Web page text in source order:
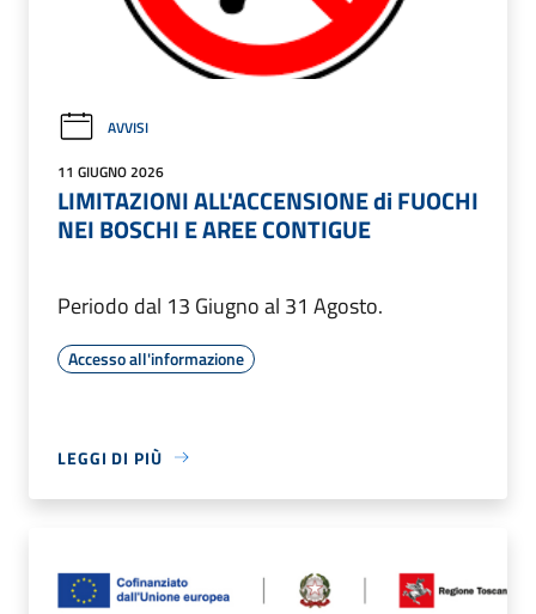
AVVISI
11 GIUGNO 2026
LIMITAZIONI ALL'ACCENSIONE di FUOCHI
NEI BOSCHI E AREE CONTIGUE
Periodo dal 13 Giugno al 31 Agosto.
Accesso all'informazione
LEGGI DI PIÙ